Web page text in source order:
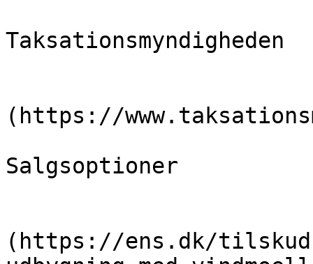
Taksationsmyndigheden
(https://
Salgsoptioner
(https://ens.dk/